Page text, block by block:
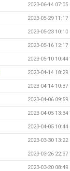
2023-06-14 07:05
2023-05-29 11:17
2023-05-23 10:10
2023-05-16 12:17
2023-05-10 10:44
2023-04-14 18:29
2023-04-14 10:37
2023-04-06 09:59
2023-04-05 13:34
2023-04-05 10:44
2023-03-30 13:22
2023-03-26 22:37
2023-03-20 08:49